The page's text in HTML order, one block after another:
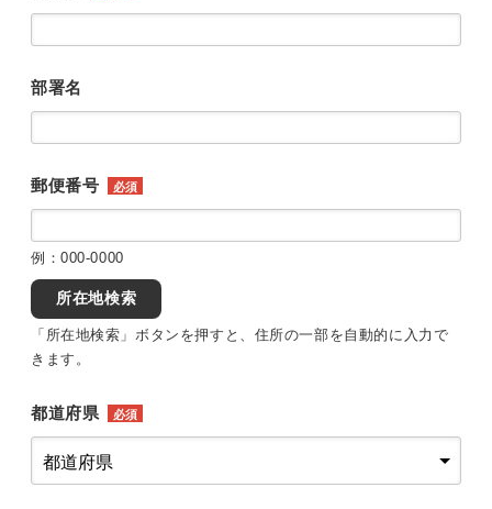
部署名
郵便番号 必須
例：000-0000
所在地検索
「所在地検索」ボタンを押すと、住所の一部を自動的に入力で
きます。
都道府県 必須